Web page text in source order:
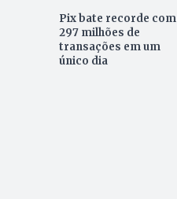
Pix bate recorde com
297 milhões de
transações em um
único dia